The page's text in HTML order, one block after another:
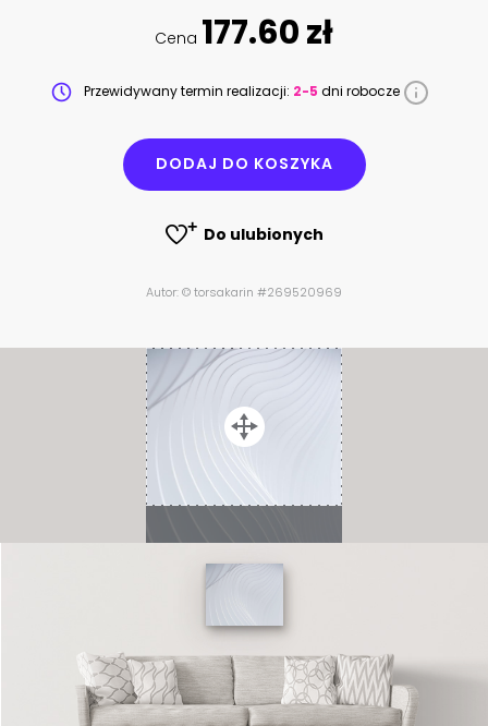
Cena 177.60 zł
Przewidywany termin realizacji: 2-5 dni robocze
DODAJ DO KOSZYKA
Do ulubionych
Autor: © torsakarin #269520969